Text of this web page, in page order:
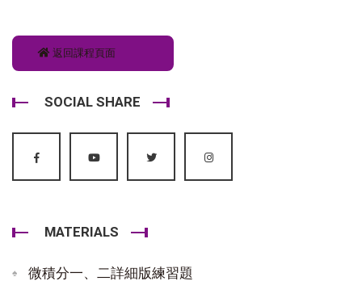
返回課程頁面
SOCIAL SHARE
MATERIALS
微積分一、二詳細版練習題